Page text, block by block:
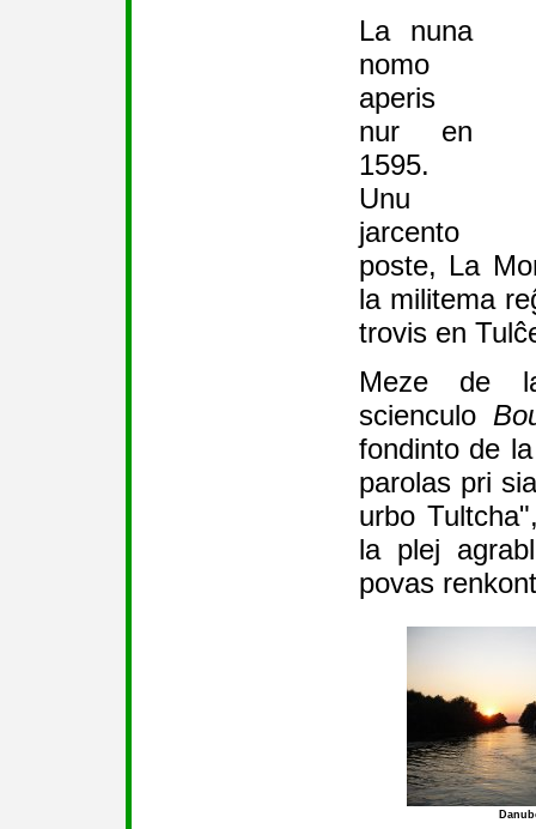
La nuna
nomo
aperis
nur en
1595.
Unu
jarcento
poste, La
la militema
trovis en
Meze de
scienculo
fondinto de
parolas pri
urbo
la plej
povas